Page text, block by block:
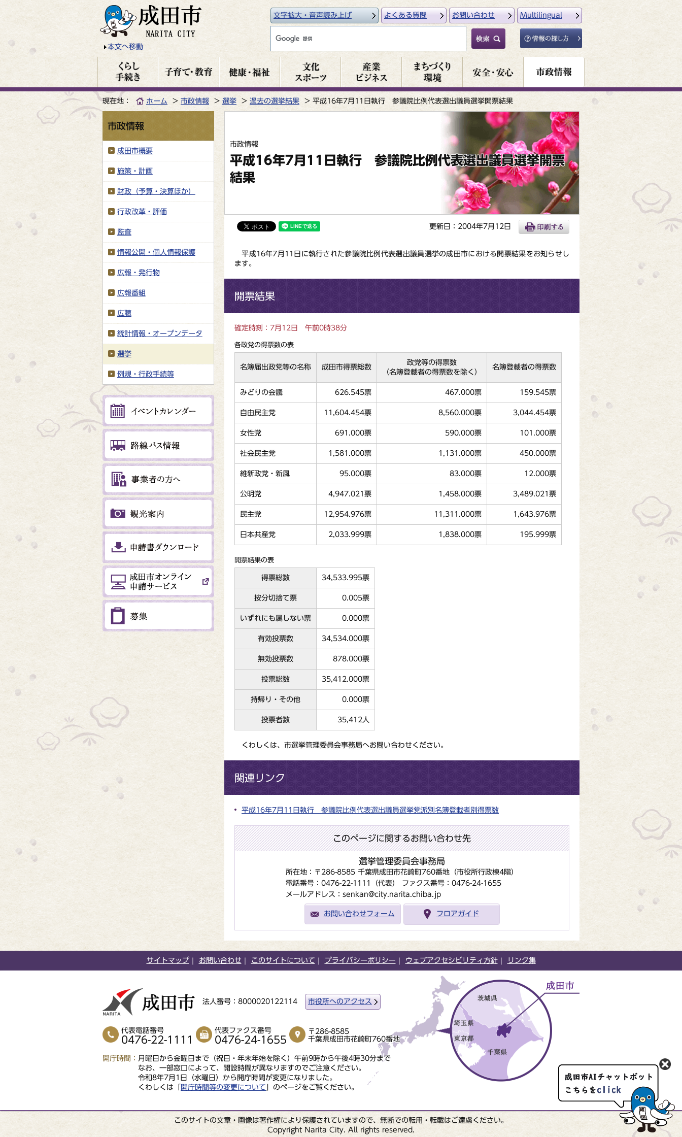
本文へ移動
文字拡大・音声読み上げ よくある質問 お問い合わせ Multilingual
現在地： ホーム 市政情報 選挙 過去の選挙結果 平成16年7月11日執行 参議院比例代表選出議員選挙開票結果
市政情報
平成16年7月11日執行 参議院比例代表選出議員選挙開票
結果
更新日：2004年7月12日
平成16年7月11日に執行された参議院比例代表選出議員選挙の成田市における開票結果をお知らせし
ます。
開票結果
確定時刻：7月12日 午前0時38分
各政党の得票数の表
名簿届出政党等の名称 成田市得票総数
政党等の得票数
（名簿登載者の得票数を除く）
名簿登載者の得票数
みどりの会議 626.545票 467.000票 159.545票
自由民主党 11,604.454票 8,560.000票 3,044.454票
女性党 691.000票 590.000票 101.000票
社会民主党 1,581.000票 1,131.000票 450.000票
維新政党・新風 95.000票 83.000票 12.000票
公明党 4,947.021票 1,458.000票 3,489.021票
民主党 12,954.976票 11,311.000票 1,643.976票
日本共産党 2,033.999票 1,838.000票 195.999票
開票結果の表
得票総数 34,533.995票
按分切捨て票 0.005票
いずれにも属しない票 0.000票
有効投票数 34,534.000票
無効投票数 878.000票
投票総数 35,412.000票
持帰り・その他 0.000票
投票者数 35,412人
くわしくは、市選挙管理委員会事務局へお問い合わせください。
関連リンク
平成16年7月11日執行 参議院比例代表選出議員選挙党派別名簿登載者別得票数
このページに関するお問い合わせ先
選挙管理委員会事務局
所在地：〒286-8585 千葉県成田市花崎町760番地（市役所行政棟4階）
電話番号：0476-22-1111（代表）
ファクス番号：0476-24-1655
メールアドレス：senkan@city.narita.chiba.jp
お問い合わせフォーム フロアガイド
市政情報
成田市概要
施策・計画
財政（予算・決算ほか）
行政改革・評価
監査
情報公開・個人情報保護
広報・発行物
広報番組
広聴
統計情報・オープンデータ
選挙
例規・行政手続等
サイトマップ お問い合わせ このサイトについて プライバシーポリシー ウェブアクセシビリティ方針 リンク集
法人番号：8000020122114 市役所へのアクセス
代表電話番号
0476-22-1111
代表ファクス番号
0476-24-1655
〒286-8585
千葉県成田市花崎町760番地
開庁時間
月曜日から金曜日まで（祝日・年末年始を除く）午前9時から午後4時30分まで
なお、一部窓口によって、開設時間が異なりますのでご注意ください。
令和8年7月1日（水曜日）から開庁時間が変更になりました。
くわしくは「 開庁時間等の変更について 」のページをご覧ください。
このサイトの文章・画像は著作権により保護されていますので、無断での転用・転載はご遠慮ください。
Copyright Narita City. All rights reserved.